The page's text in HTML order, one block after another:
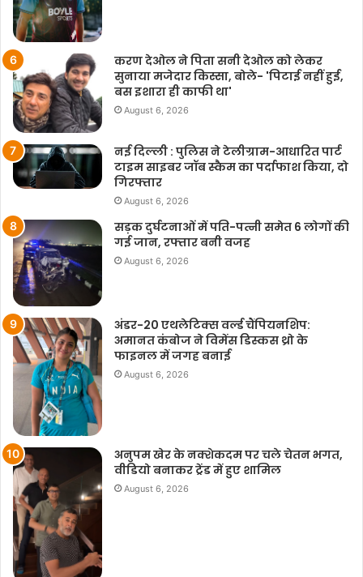
करण देओल ने पिता सनी देओल को लेकर
सुनाया मजेदार किस्सा, बोले- 'पिटाई नहीं हुई,
बस इशारा ही काफी था'
August 6, 2026
नई दिल्ली : पुलिस ने टेलीग्राम-आधारित पार्ट
टाइम साइबर जॉब स्कैम का पर्दाफाश किया, दो
गिरफ्तार
August 6, 2026
सड़क दुर्घटनाओं में पति-पत्नी समेत 6 लोगों की
गई जान, रफ्तार बनी वजह
August 6, 2026
अंडर-20 एथलेटिक्स वर्ल्ड चैंपियनशिप:
अमानत कंबोज ने विमेंस डिस्कस थ्रो के
फाइनल में जगह बनाई
August 6, 2026
अनुपम खेर के नक्शेकदम पर चले चेतन भगत,
वीडियो बनाकर ट्रेंड में हुए शामिल
August 6, 2026